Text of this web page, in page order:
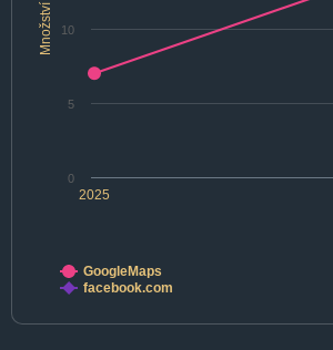
Množství
2025
10
0
5
GoogleMaps
facebook.com